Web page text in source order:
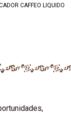
CAFFEO LIQUIDO